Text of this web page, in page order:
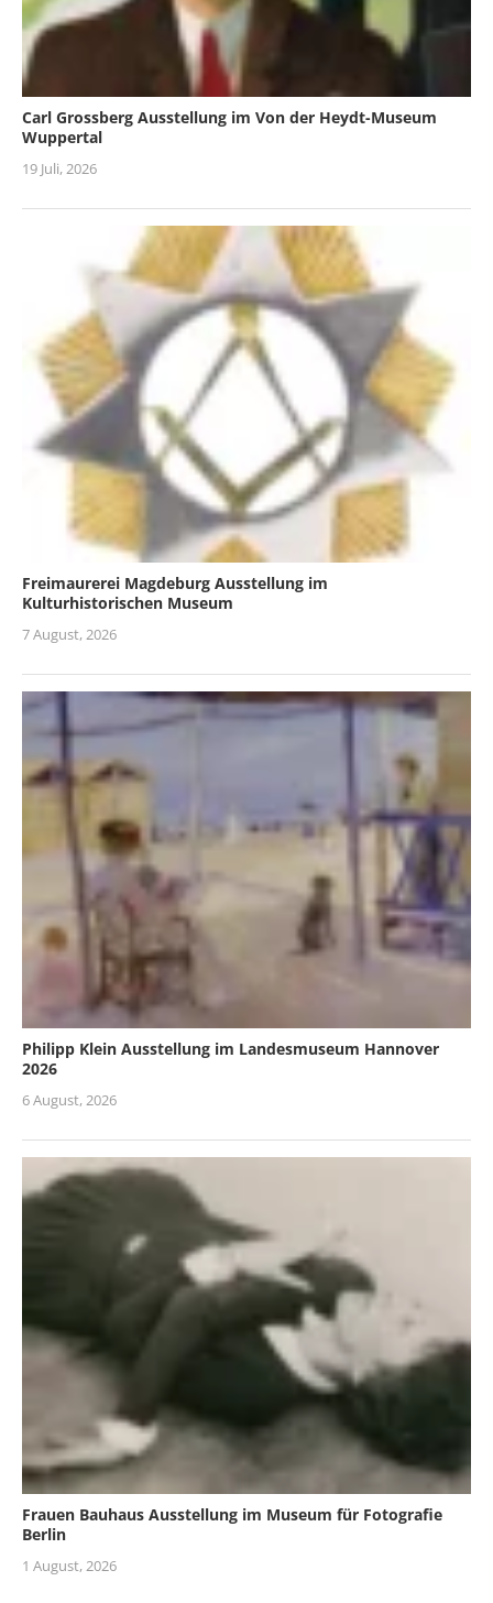
Carl Grossberg Ausstellung im Von der Heydt-Museum
Wuppertal
19 Juli, 2026
Freimaurerei Magdeburg Ausstellung im
Kulturhistorischen Museum
7 August, 2026
Philipp Klein Ausstellung im Landesmuseum Hannover
2026
6 August, 2026
Frauen Bauhaus Ausstellung im Museum für Fotografie
Berlin
1 August, 2026